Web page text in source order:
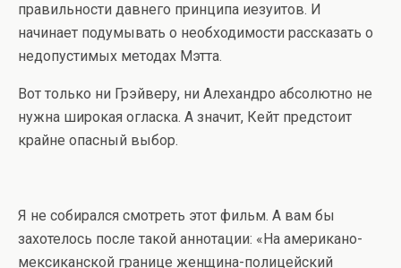
правильности давнего принципа иезуитов. И
начинает подумывать о необходимости рассказать о
недопустимых методах Мэтта.
Вот только ни Грэйверу, ни Алехандро абсолютно не
нужна широкая огласка. А значит, Кейт предстоит
крайне опасный выбор.
Я не собирался смотреть этот фильм. А вам бы
захотелось после такой аннотации: «На американо-
мексиканской границе женщина-полицейский